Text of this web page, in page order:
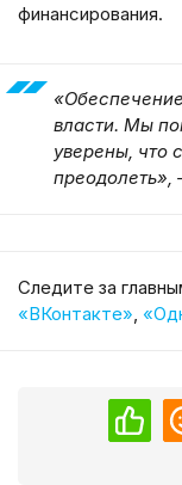
финансирования.
власти. Мы
уверены, что
преодолеть»,
Cледите за
«ВКонтакте»,